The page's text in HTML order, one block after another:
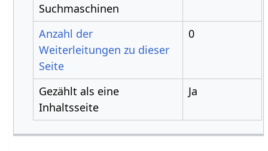
Suchmaschinen
Anzahl der
Weiterleitungen zu dieser
Seite
0
Gezählt als eine
Inhaltsseite
Ja